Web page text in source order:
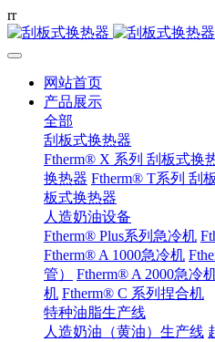
rr
网站首页
产品展示
全部
刮板式换热器
Ftherm® X 系列 刮板式换
换热器 Ftherm® T系列 刮
板式换热器
人造奶油设备
Ftherm® Plus系列急冷机
Ftherm® A 1000急冷机
管）
Ftherm® A 2000急冷
机 Ftherm® C 系列捏合机
特种油脂生产线
人造奶油（黄油）生产线